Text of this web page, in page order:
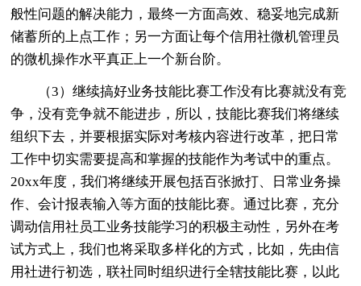
般性问题的解决能力，最终一方面高效、稳妥地完成新
储蓄所的上点工作；另一方面让每个信用社微机管理员
的微机操作水平真正上一个新台阶。
（3）继续搞好业务技能比赛工作没有比赛就没有竞
争，没有竞争就不能进步，所以，技能比赛我们将继续
组织下去，并要根据实际对考核内容进行改革，把日常
工作中切实需要提高和掌握的技能作为考试中的重点。
20xx年度，我们将继续开展包括百张掀打、日常业务操
作、会计报表输入等方面的技能比赛。通过比赛，充分
调动信用社员工业务技能学习的积极主动性，另外在考
试方式上，我们也将采取多样化的方式，比如，先由信
用社进行初选，联社同时组织进行全辖技能比赛，以此